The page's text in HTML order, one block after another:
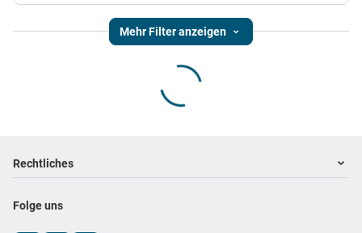
Mehr Filter anzeigen
Footer navigation
Rechtliches
Folge uns